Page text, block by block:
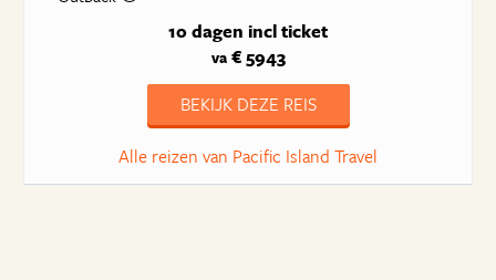
10 dagen incl ticket
va€ 5943
BEKIJK DEZE REIS
Alle reizen van Pacific Island Travel